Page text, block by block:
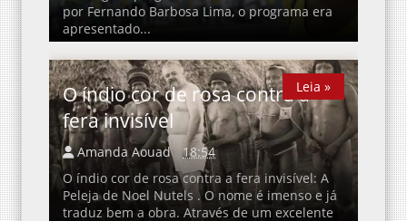
por Fernando Barbosa Lima, o programa era
apresentado...
O índio cor de rosa contra a
fera invisível
Amanda Aouad
18:54
O índio cor de rosa contra a fera invisível: A
Peleja de Noel Nutels . O nome é imenso e já
traduz bem a obra. Através de um excelente
Leia »
Leia »